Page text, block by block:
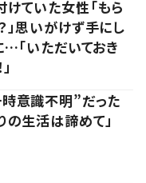
ていた女性「もら
」思いがけず手にし
「いただいておき
意識不明”だった
の生活は諦めて」